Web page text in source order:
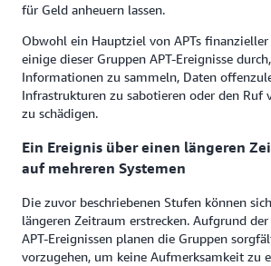
für Geld anheuern lassen.
Obwohl ein Hauptziel von APTs
einige dieser Gruppen APT-Ereignisse
Informationen zu sammeln, Daten
Infrastrukturen zu sabotieren oder den Ruf
zu schädigen.
Ein Ereignis über einen längeren
auf mehreren Systemen
Die zuvor beschriebenen Stufen können
längeren Zeitraum erstrecken. Aufgrund
APT-Ereignissen planen die Gruppen
vorzugehen, um keine Aufmerksamkeit zu